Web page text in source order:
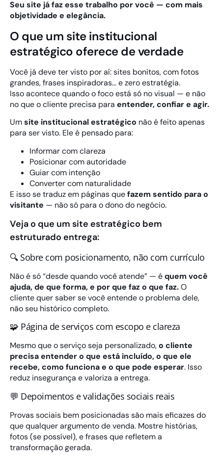
Seu site já faz esse trabalho por você — com mais
objetividade e elegância.
O que um site institucional
estratégico oferece de verdade
Você já deve ter visto por aí: sites bonitos, com fotos
grandes, frases inspiradoras… e zero estratégia.
Isso acontece quando o foco está só no visual — e não
no que o cliente precisa para entender, confiar e agir.
Umsite institucional estratégico não é feito apenas
para ser visto. Ele é pensado para:
Informar com clareza
Posicionar com autoridade
Guiar com intenção
Converter com naturalidade
E isso se traduz em páginas quefazem sentido para o
visitante — não só para o dono do negócio.
Veja o que um site estratégico bem
estruturado entrega:
🔍 Sobre com posicionamento, não com currículo
Não é só “desde quando você atende” — équem você
ajuda, de que forma, e por que faz o que faz.O
cliente quer saber se você entende o problema dele,
não seu histórico completo.
🧩 Página de serviços com escopo e clareza
Mesmo que o serviço seja personalizado,o cliente
precisa entender o que está incluído, o que ele
recebe, como funciona e o que pode esperar. Isso
reduz insegurança e valoriza a entrega.
💬 Depoimentos e validações sociais reais
Provas sociais bem posicionadas são mais eficazes do
que qualquer argumento de venda. Mostre histórias,
fotos (se possível), e frases que refletem a
transformação gerada.